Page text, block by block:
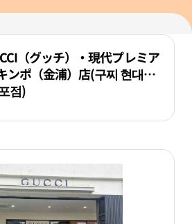
（グッチ）・現代プレミア
ンポ（金浦）店(구찌 현대프
점)